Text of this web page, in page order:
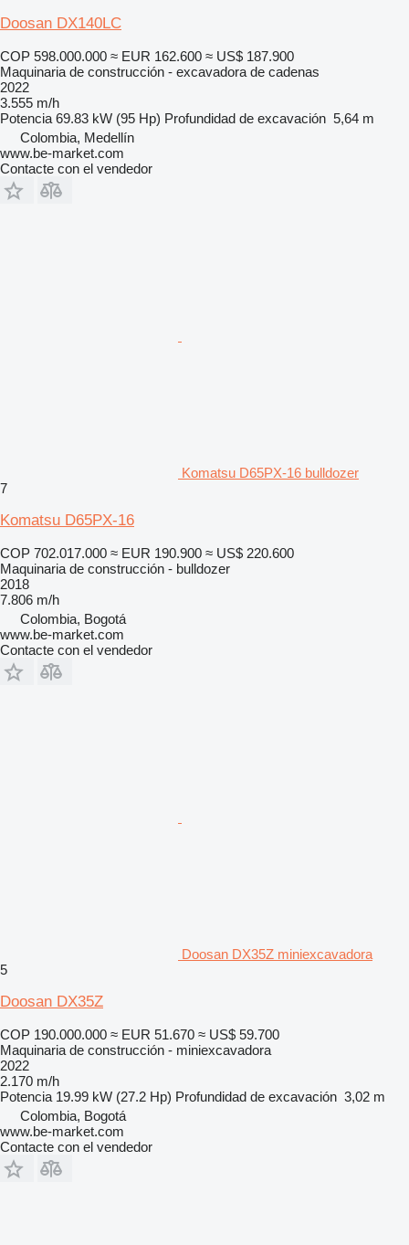
Doosan DX140LC
COP 598.000.000 ≈ EUR 162.600 ≈ US$ 187.900
Maquinaria de construcción - excavadora de cadenas
2022
3.555 m/h
Potencia 69.83 kW (95 Hp) Profundidad de excavación 5,64 m
Colombia, Medellín
www.be-market.com
Contacte con el vendedor
Komatsu D65PX-16 bulldozer
7
Komatsu D65PX-16
COP 702.017.000 ≈ EUR 190.900 ≈ US$ 220.600
Maquinaria de construcción - bulldozer
2018
7.806 m/h
Colombia, Bogotá
www.be-market.com
Contacte con el vendedor
Doosan DX35Z miniexcavadora
5
Doosan DX35Z
COP 190.000.000 ≈ EUR 51.670 ≈ US$ 59.700
Maquinaria de construcción - miniexcavadora
2022
2.170 m/h
Potencia 19.99 kW (27.2 Hp) Profundidad de excavación 3,02 m
Colombia, Bogotá
www.be-market.com
Contacte con el vendedor